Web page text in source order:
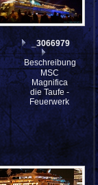
_3066979
Beschreibung:
MSC
Magnifica
die Taufe -
Feuerwerk